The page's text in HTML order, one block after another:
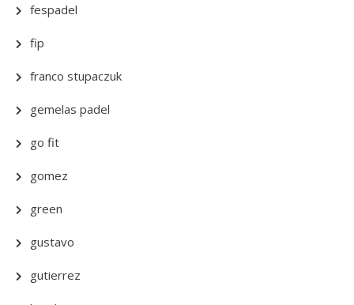
fespadel
fip
franco stupaczuk
gemelas padel
go fit
gomez
green
gustavo
gutierrez